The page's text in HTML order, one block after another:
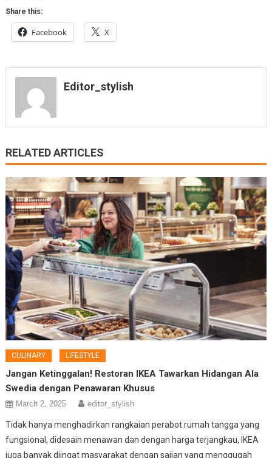
Share this:
Facebook X
Editor_stylish
RELATED ARTICLES
CULINARY LIFESTYLE
Jangan Ketinggalan! Restoran IKEA Tawarkan Hidangan Ala
Swedia dengan Penawaran Khusus
March 2, 2025 editor_stylish
Tidak hanya menghadirkan rangkaian perabot rumah tangga yang
fungsional, didesain menawan dan dengan harga terjangkau, IKEA
juga banyak diingat masyarakat dengan sajian yang menggugah